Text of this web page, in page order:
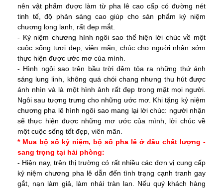
nên vật phẩm được làm từ pha lê cao cấp có đường nét
tinh tế, độ phản sáng cao giúp cho sản phẩm kỷ niệm
chương long lanh, rất đẹp mắt.
- Kỷ niệm chương hình ngôi sao thể hiện lời chúc về một
cuộc sống tươi đẹp, viên mãn, chúc cho người nhận sớm
thực hiện được ước mơ của mình.
- Hình ngôi sao trên bầu trời đêm tỏa ra những thứ ánh
sáng lung linh, không quá chói chang nhưng thu hút được
ánh nhìn và là một hình ảnh rất đẹp trong mặt mọi người.
Ngôi sau tượng trưng cho những ước mơ. Khi tặng kỷ niệm
chương pha lê hình ngôi sao mang lại lời chúc: người nhận
sẽ thực hiện được những mơ ước của mình, lời chúc về
một cuộc sống tốt đẹp, viên mãn.
* Mua bộ số kỷ niệm, bộ số pha lê ở đâu chất lượng -
sang trọng tại hải phòng:
- Hiện nay, trên thị trường có rất nhiều các đơn vị cung cấp
kỷ niệm chương pha lê dẫn đến tình trạng cạnh tranh gay
gắt, nạn làm giả, làm nhái tràn lan. Nếu quý khách hàng